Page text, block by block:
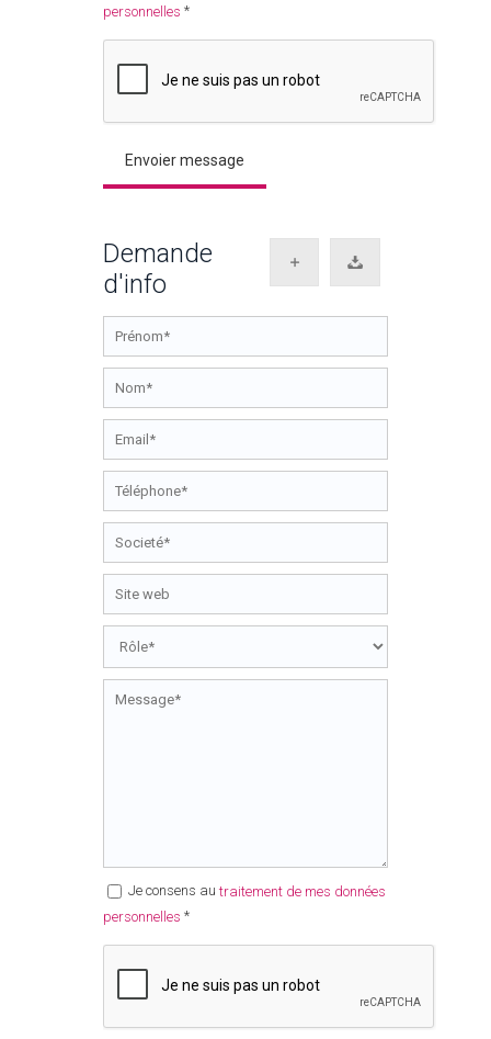
personnelles *
Demande
d'info
Je consens autraitement de mes données
personnelles *